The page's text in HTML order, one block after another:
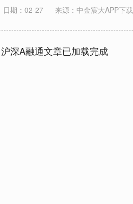
日期：02-27 来源：中金宸大APP下载
沪深A融通文章已加载完成